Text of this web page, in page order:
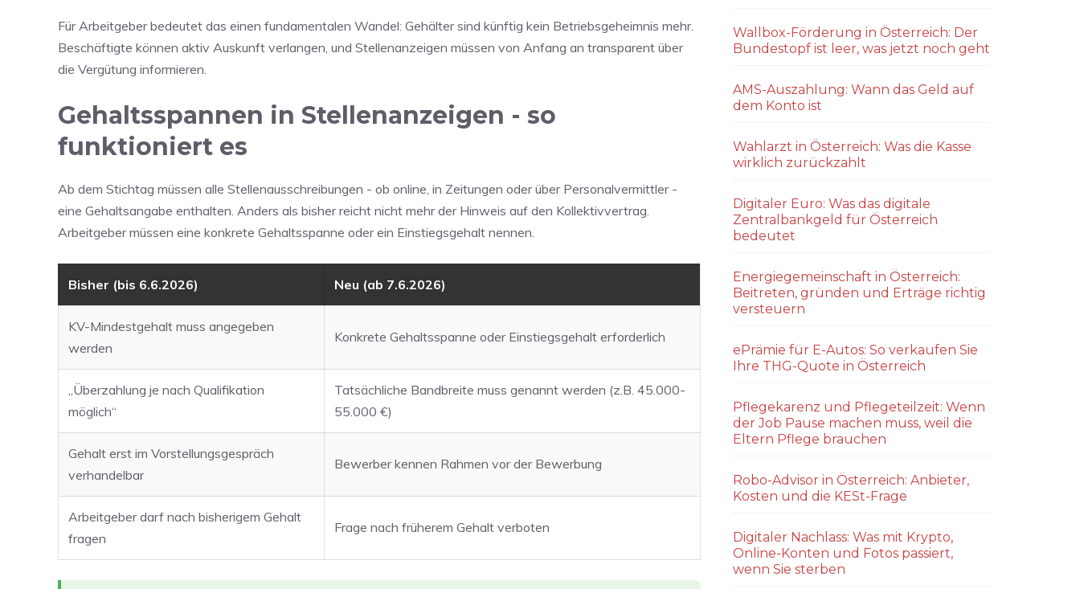
Für Arbeitgeber bedeutet das einen fundamentalen Wandel: Gehälter sind künftig kein Betriebsgeheimnis mehr.
Beschäftigte können aktiv Auskunft verlangen, und Stellenanzeigen müssen von Anfang an transparent über
die Vergütung informieren.
Gehaltsspannen in Stellenanzeigen - so
funktioniert es
Ab dem Stichtag müssen alle Stellenausschreibungen - ob online, in Zeitungen oder über Personalvermittler -
eine Gehaltsangabe enthalten. Anders als bisher reicht nicht mehr der Hinweis auf den Kollektivvertrag.
Arbeitgeber müssen eine konkrete Gehaltsspanne oder ein Einstiegsgehalt nennen.
Bisher (bis 6.6.2026) Neu (ab 7.6.2026)
KV-Mindestgehalt muss angegeben
werden
Konkrete Gehaltsspanne oder Einstiegsgehalt erforderlich
„Überzahlung je nach Qualifikation
möglich“
Tatsächliche Bandbreite muss genannt werden (z.B. 45.000-
55.000 €)
Gehalt erst im Vorstellungsgespräch
verhandelbar
Bewerber kennen Rahmen vor der Bewerbung
Arbeitgeber darf nach bisherigem Gehalt
fragen
Frage nach früherem Gehalt verboten
Wallbox-Förderung in Österreich: Der
Bundestopf ist leer, was jetzt noch geht
AMS-Auszahlung: Wann das Geld auf
dem Konto ist
Wahlarzt in Österreich: Was die Kasse
wirklich zurückzahlt
Digitaler Euro: Was das digitale
Zentralbankgeld für Österreich
bedeutet
Energiegemeinschaft in Österreich:
Beitreten, gründen und Erträge richtig
versteuern
ePrämie für E-Autos: So verkaufen Sie
Ihre THG-Quote in Österreich
Pflegekarenz und Pflegeteilzeit: Wenn
der Job Pause machen muss, weil die
Eltern Pflege brauchen
Robo-Advisor in Österreich: Anbieter,
Kosten und die KESt-Frage
Digitaler Nachlass: Was mit Krypto,
Online-Konten und Fotos passiert,
wenn Sie sterben